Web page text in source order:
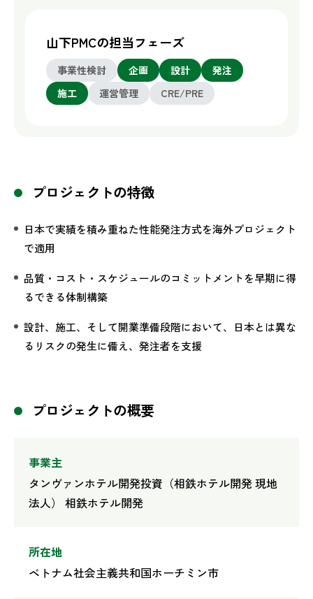
山下PMCの担当フェーズ
事業性検討 企画 設計
発注
施工
運営管理 CRE/PRE
プロジェクトの特徴
日本で実績を積み重ねた性能発注方式を海外プロジェクト
で適用
品質・コスト・スケジュールのコミットメントを早期に得
るできる体制構築
設計、施工、そして開業準備段階において、日本とは異な
るリスクの発生に備え、発注者を支援
プロジェクトの概要
事業主
タンヴァンホテル開発投資（相鉄ホテル開発 現地
法人） 相鉄ホテル開発
所在地
ベトナム社会主義共和国ホーチミン市